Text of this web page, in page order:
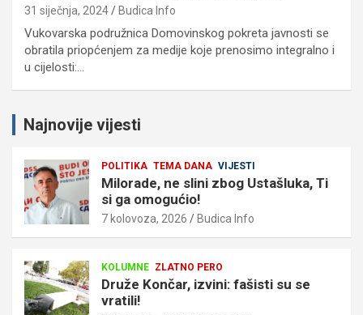
31 siječnja, 2024 Budica Info
Vukovarska podružnica Domovinskog pokreta javnosti se
obratila priopćenjem za medije koje prenosimo integralno i
u cijelosti:…
Najnovije vijesti
POLITIKA TEMA DANA VIJESTI
Milorade, ne slini zbog Ustašluka, Ti
si ga omogućio!
7 kolovoza, 2026 Budica Info
KOLUMNE ZLATNO PERO
Druže Končar, izvini: fašisti su se
vratili!